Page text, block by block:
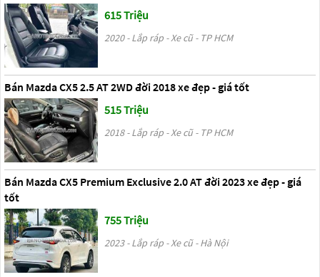
615 Triệu
2020 - Lắp ráp - Xe cũ - TP HCM
Bán Mazda CX5 2.5 AT 2WD đời 2018 xe đẹp - giá tốt
515 Triệu
2018 - Lắp ráp - Xe cũ - TP HCM
Bán Mazda CX5 Premium Exclusive 2.0 AT đời 2023 xe đẹp - giá
tốt
755 Triệu
2023 - Lắp ráp - Xe cũ - Hà Nội